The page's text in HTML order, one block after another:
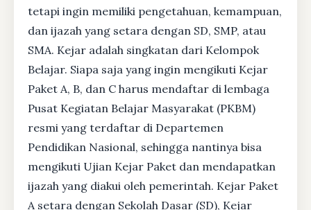
tetapi ingin memiliki pengetahuan, kemampuan,
dan ijazah yang setara dengan SD, SMP, atau
SMA. Kejar adalah singkatan dari Kelompok
Belajar. Siapa saja yang ingin mengikuti Kejar
Paket A, B, dan C harus mendaftar di lembaga
Pusat Kegiatan Belajar Masyarakat (PKBM)
resmi yang terdaftar di Departemen
Pendidikan Nasional, sehingga nantinya bisa
mengikuti Ujian Kejar Paket dan mendapatkan
ijazah yang diakui oleh pemerintah. Kejar Paket
A setara dengan Sekolah Dasar (SD), Kejar